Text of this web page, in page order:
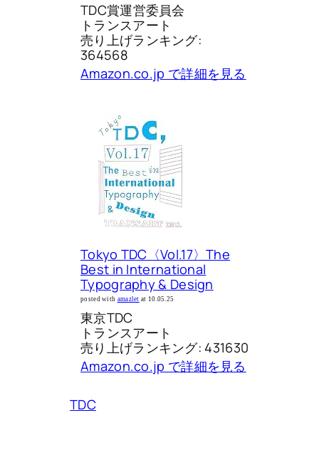
TDC賞運営委員会
トランスアート
売り上げランキング:
364568
Amazon.co.jp で詳細を見る
Tokyo TDC〈Vol.17〉The
Best in International
Typography & Design
posted with amazlet at 10.05.25
東京TDC
トランスアート
売り上げランキング: 431630
Amazon.co.jp で詳細を見る
TDC